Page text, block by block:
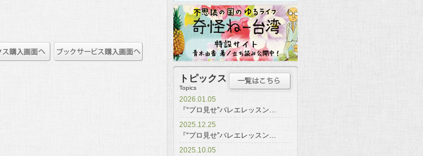
トピックス
Topics
2026.01.05
『“プロ見せ”バレエレッスン…
2025.12.25
『“プロ見せ”バレエレッスン…
2025.10.05